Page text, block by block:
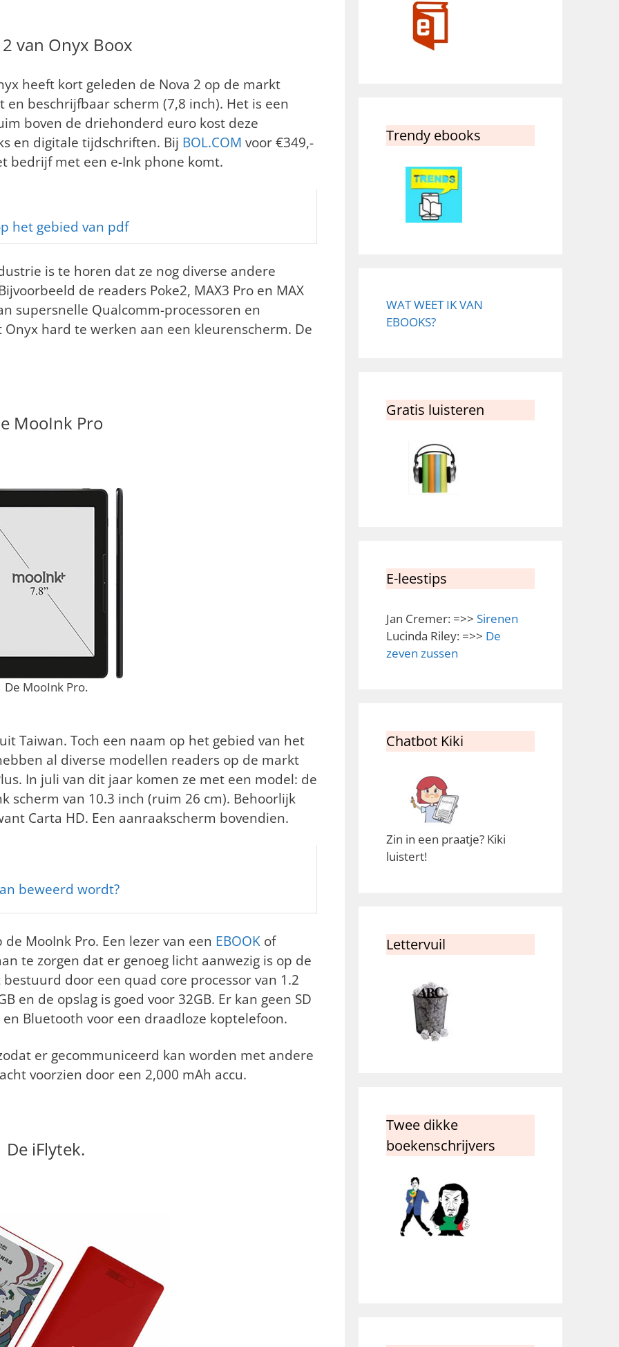
van Onyx Boox
heeft kort geleden de Nova 2 op de markt
beschrijfbaar scherm (7,8 inch). Het is een
boven de driehonderd euro kost deze
en digitale tijdschriften. Bij BOL.COM voor €349,-
bedrijf met een e-Ink phone komt.
het gebied van pdf
is te horen dat ze nog diverse andere
de readers Poke2, MAX3 Pro en MAX
supersnelle Qualcomm-processoren en
hard te werken aan een kleurenscherm. De
MooInk Pro
De MooInk Pro.
Taiwan. Toch een naam op het gebied van het
al diverse modellen readers op de markt
In juli van dit jaar komen ze met een model: de
scherm van 10.3 inch (ruim 26 cm). Behoorlijk
Carta HD. Een aanraakscherm bovendien.
beweerd wordt?
MooInk Pro. Een lezer van een EBOOK of
te zorgen dat er genoeg licht aanwezig is op de
door een quad core processor van 1.2
en de opslag is goed voor 32GB. Er kan geen SD
Bluetooth voor een draadloze koptelefoon.
er gecommuniceerd kan worden met andere
voorzien door een 2,000 mAh accu.
De iFlytek.
Trendy ebooks
WAT WEET IK VAN
EBOOKS?
Gratis luisteren
E-leestips
Jan Cremer: =>> Sirenen
Lucinda Riley: =>> De
zeven zussen
Chatbot Kiki
Zin in een praatje? Kiki
luistert!
Lettervuil
Twee dikke
boekenschrijvers